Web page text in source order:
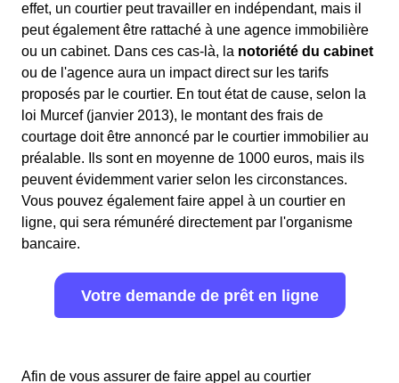
effet, un courtier peut travailler en indépendant, mais il
peut également être rattaché à une agence immobilière
ou un cabinet. Dans ces cas-là, la notoriété du cabinet
ou de l'agence aura un impact direct sur les tarifs
proposés par le courtier. En tout état de cause, selon la
loi Murcef (janvier 2013), le montant des frais de
courtage doit être annoncé par le courtier immobilier au
préalable. Ils sont en moyenne de 1000 euros, mais ils
peuvent évidemment varier selon les circonstances.
Vous pouvez également faire appel à un courtier en
ligne, qui sera rémunéré directement par l'organisme
bancaire.
Votre demande de prêt en ligne
Afin de vous assurer de faire appel au courtier